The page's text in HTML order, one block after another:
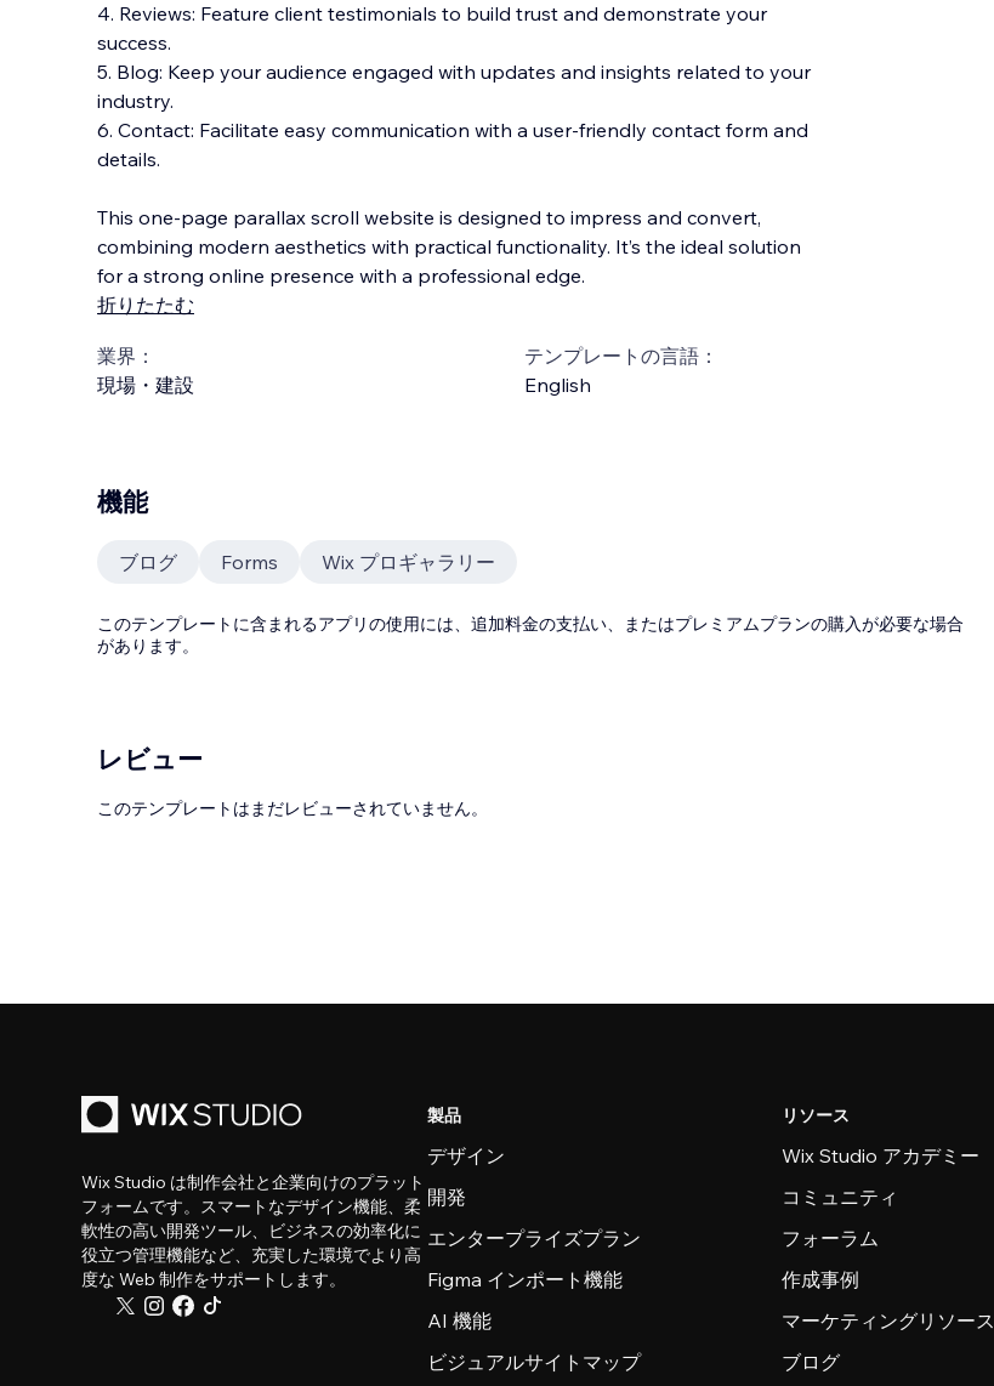
4. Reviews: Feature client testimonials to build trust and demonstrate your
success.
5. Blog: Keep your audience engaged with updates and insights related to your
industry.
6. Contact: Facilitate easy communication with a user-friendly contact form and
details.
This one-page parallax scroll website is designed to impress and convert,
combining modern aesthetics with practical functionality. It’s the ideal solution
for a strong online presence with a professional edge.
折りたたむ
業界：
現場・建設
テンプレートの言語：
English
機能
ブログ Forms Wix プロギャラリー
このテンプレートに含まれるアプリの使用には、追加料金の支払い、またはプレミアムプランの購入が必要な場合
があります。
レビュー
このテンプレートはまだレビューされていません。
Wix Studio は制作会社と企業向けのプラット
フォームです。スマートなデザイン機能、柔
軟性の高い開発ツール、ビジネスの効率化に
役立つ管理機能など、充実した環境でより高
度な Web 制作をサポートします。
製品
デザイン
開発
エンタープライズプラン
Figma インポート機能
AI 機能
ビジュアルサイトマップ
リソース
Wix Studio アカデミー
コミュニティ
フォーラム
作成事例
マーケティングリソース
ブログ